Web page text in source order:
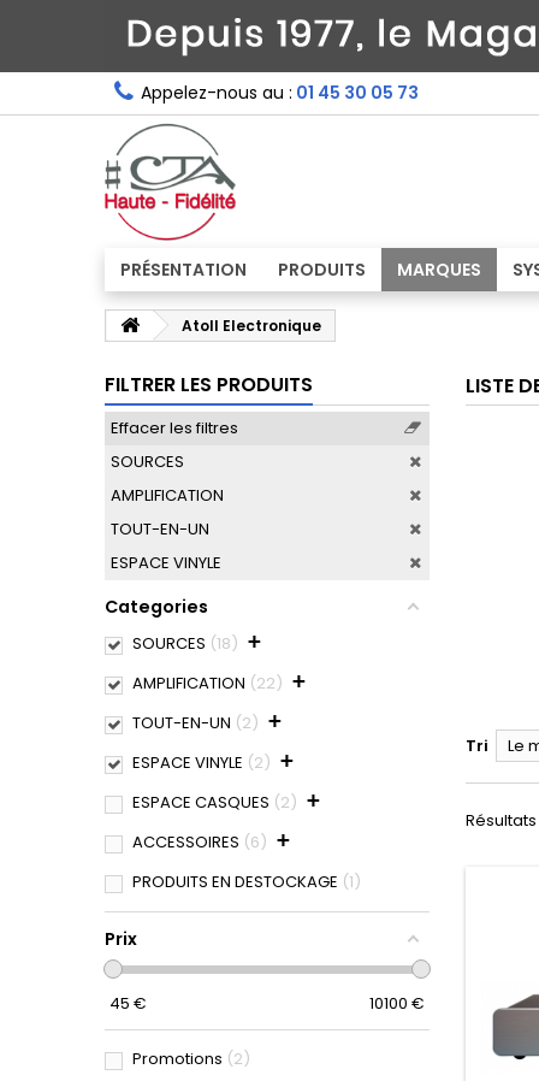
Appelez-nous au : 01 45 30 05 73
PRÉSENTATION PRODUITS MARQUES
Atoll Electronique
FILTRER LES PRODUITS
Effacer les filtres
SOURCES
AMPLIFICATION
TOUT-EN-UN
ESPACE VINYLE
Categories
SOURCES 18 +
AMPLIFICATION 22 +
TOUT-EN-UN 2 +
ESPACE VINYLE 2 +
ESPACE CASQUES 2 +
ACCESSOIRES 6 +
PRODUITS EN DESTOCKAGE 1
Prix
45 € 10100 €
Promotions 2
LISTE
Tri Le
Résultats